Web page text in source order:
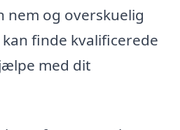
nem og overskuelig
finde kvalificerede
med dit